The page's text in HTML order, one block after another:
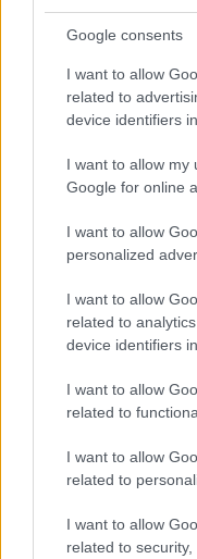
Google consents
I want to allow
related to
device identifiers
I want to allow my
Google for online
I want to allow
personalized
I want to allow
related to
device identifiers
I want to allow
related to
I want to allow
related to
I want to allow
related to
non hanno mai
misure, non esiste
ne avvalori il
alla pandemia in
#CHIUSURE #COVID
#VIRUS
Pagina
Precedente
SEDUTE